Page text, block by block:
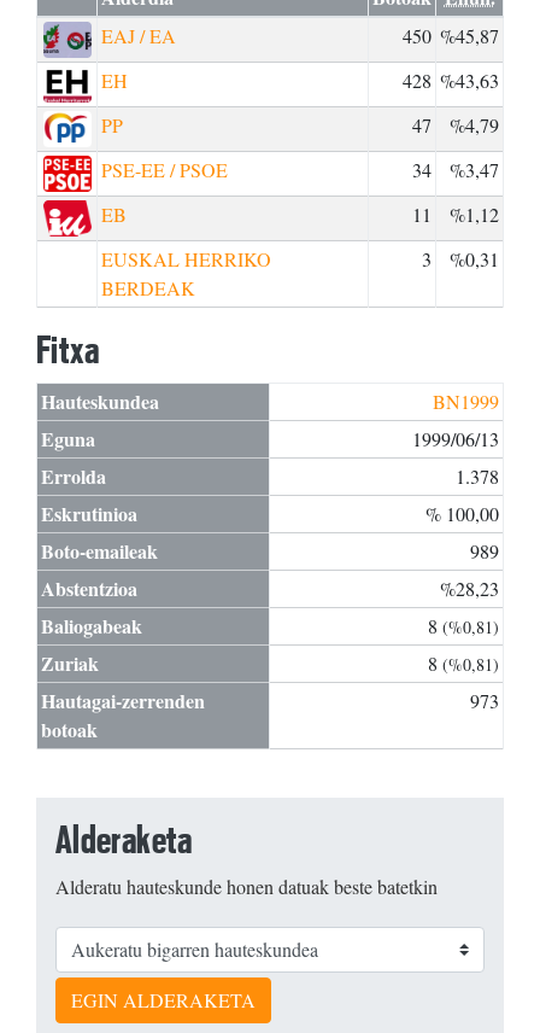
EAJ / EA 450 %45,87
EH
428 %43,63
PP
47
%4,79
PSE-EE / PSOE
34
%3,47
EB
11
%1,12
EUSKAL HERRIKO
BERDEAK
3 %0,31
Fitxa
Hauteskundea BN1999
Eguna 1999/06/13
Errolda 1.378
Eskrutinioa % 100,00
Boto-emaileak 989
Abstentzioa %28,23
Baliogabeak 8 (%0,81)
Zuriak 8 (%0,81)
Hautagai-zerrenden
botoak
973
Alderaketa
Alderatu hauteskunde honen datuak beste batetkin
EGIN ALDERAKETA